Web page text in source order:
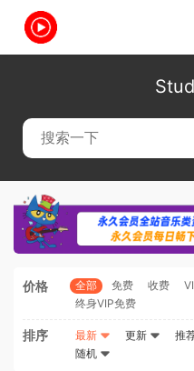
价格 全部 免费 收费
终身VIP免费
排序 最新 更新 推
随机